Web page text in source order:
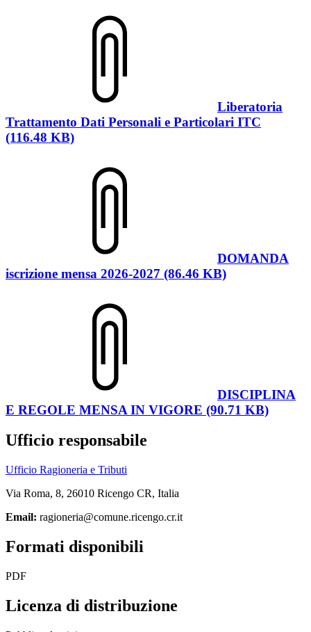
Liberatoria
Trattamento Dati Personali e Particolari ITC
(116.48 KB)
DOMANDA
iscrizione mensa 2026-2027 (86.46 KB)
DISCIPLINA
E REGOLE MENSA IN VIGORE (90.71 KB)
Ufficio responsabile
Ufficio Ragioneria e Tributi
Via Roma, 8, 26010 Ricengo CR, Italia
Email: ragioneria@comune.ricengo.cr.it
Formati disponibili
PDF
Licenza di distribuzione